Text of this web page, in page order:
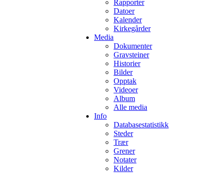
Rapporter
Datoer
Kalender
Kirkegårder
Media
Dokumenter
Gravsteiner
Historier
Bilder
Opptak
Videoer
Album
Alle media
Info
Databasestatistikk
Steder
Trær
Grener
Notater
Kilder